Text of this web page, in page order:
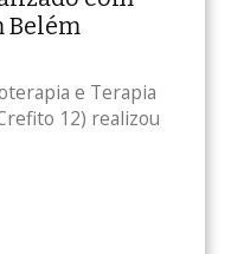
Belém
e Terapia
12) realizou